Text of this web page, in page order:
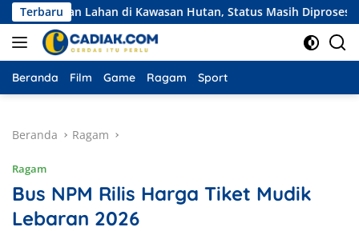
Langsung
ke
konten
Terbaru
Lahan di Kawasan Hutan, Status Masih Diproses
Beranda Film Game Ragam Sport
Beranda Ragam
Ragam
Bus NPM Rilis Harga Tiket Mudik
Lebaran 2026